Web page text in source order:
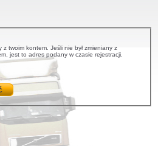
twoim kontem. Jeśli nie był zmieniany z
jest to adres podany w czasie rejestracji.